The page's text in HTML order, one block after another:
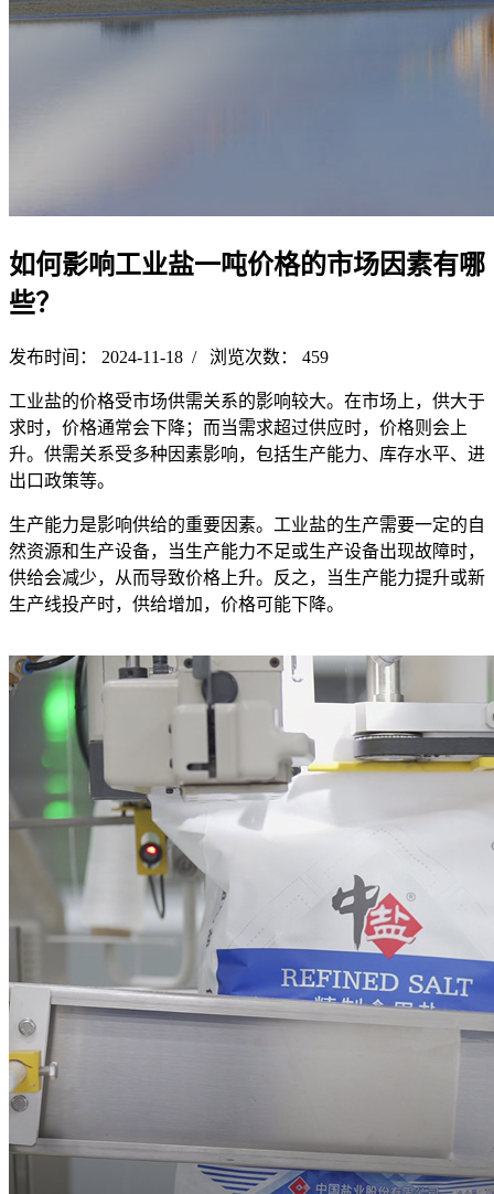
如何影响工业盐一吨价格的市场因素有哪
些？
发布时间： 2024-11-18 / 浏览次数： 459
工业盐的价格受市场供需关系的影响较大。在市场上，供大于
求时，价格通常会下降；而当需求超过供应时，价格则会上
升。供需关系受多种因素影响，包括生产能力、库存水平、进
出口政策等。
生产能力是影响供给的重要因素。工业盐的生产需要一定的自
然资源和生产设备，当生产能力不足或生产设备出现故障时，
供给会减少，从而导致价格上升。反之，当生产能力提升或新
生产线投产时，供给增加，价格可能下降。